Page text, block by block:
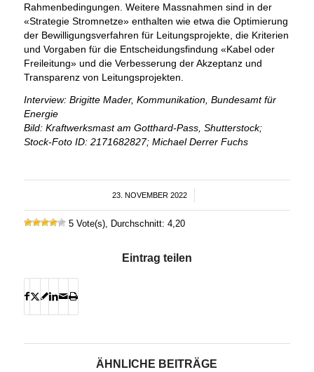
Rahmenbedingungen. Weitere Massnahmen sind in der
«Strategie Stromnetze» enthalten wie etwa die Optimierung
der Bewilligungsverfahren für Leitungsprojekte, die Kriterien
und Vorgaben für die Entscheidungsfindung «Kabel oder
Freileitung» und die Verbesserung der Akzeptanz und
Transparenz von Leitungsprojekten.
Interview: Brigitte Mader, Kommunikation, Bundesamt für
Energie
Bild: Kraftwerksmast am Gotthard-Pass, Shutterstock;
Stock-Foto ID: 2171682827; Michael Derrer Fuchs
23. NOVEMBER 2022
/
5 Vote(s), Durchschnitt: 4,20
Eintrag teilen
ÄHNLICHE BEITRÄGE